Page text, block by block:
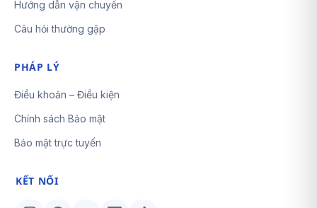
Hướng dẫn vận chuyển
Câu hỏi thường gặp
PHÁP LÝ
Điều khoản – Điều kiện
Chính sách Bảo mật
Bảo mật trực tuyến
KẾT NỐI